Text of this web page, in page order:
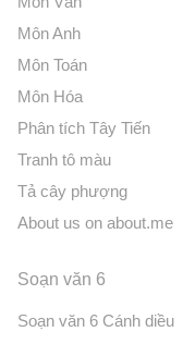
Môn Anh
Môn Toán
Môn Hóa
Phân tích Tây Tiến
Tranh tô màu
Tả cây phượng
About us on about.me
Soạn văn 6
Soạn văn 6 Cánh diều